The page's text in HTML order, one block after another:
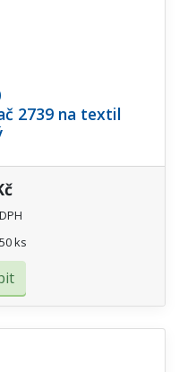
2739 na textil
ks